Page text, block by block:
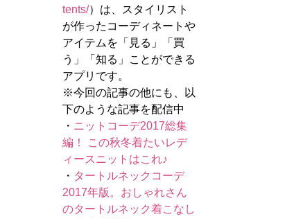
tents/）は、スタイリスト
が作ったコーディネートや
アイテムを「見る」「買
う」「知る」ことができる
アプリです。
※今回の記事の他にも、以
下のような記事を配信中
・ ニットコーデ2017総集
編！ この秋冬着たいレデ
ィースニットはこれ♪
・ タートルネックコーデ
2017年版。おしゃれさん
のタートルネック着こなし